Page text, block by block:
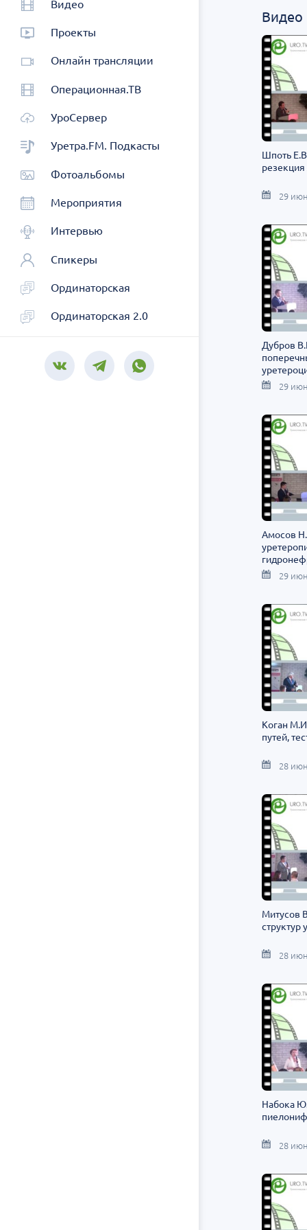
Видео
Проекты
Онлайн трансляции
Операционная.ТВ
УроСервер
Уретра.FM. Подкасты
Фотоальбомы
Мероприятия
Интервью
Спикеры
Ординаторская
Ординаторская 2.0
Видео
Шпоть
29
Дубров
29
Амосов
29
Коган
путей,
28
Митусов
структур
28
Набока
28